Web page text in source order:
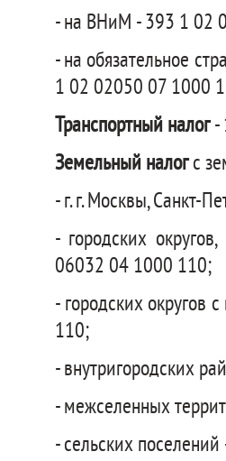
- на ВНиМ - 393 1 02
- на обязательное
1 02 02050 07 1000
Транспортный налог-
Земельный налогс
- г. г. Москвы, Санкт-
- городских
06032 04 1000 110;
- городских
110;
- внутригородских
- межселенных
- сельских